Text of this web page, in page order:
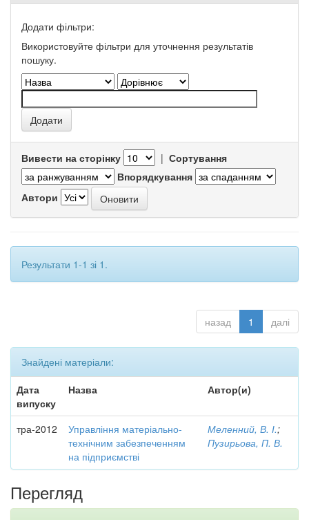
Додати фільтри:
Використовуйте фільтри для уточнення результатів
пошуку.
Вивести на сторінку | Сортування
Впорядкування
Автори
Результати 1-1 зі 1.
назад 1 далі
Знайдені матеріали:
Дата
випуску
Назва Автор(и)
тра-2012
Управління матеріально-
технічним забезпеченням
на підприємстві
Меленний, В. І.;
Пузирьова, П. В.
Перегляд